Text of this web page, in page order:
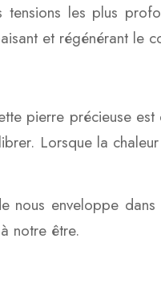
les plus
et régénérant le
pierre précieuse
Lorsque la
nous enveloppe
notre être.